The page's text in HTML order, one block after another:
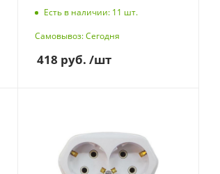
Есть в наличии: 11 шт.
Самовывоз: Сегодня
418 руб. /шт